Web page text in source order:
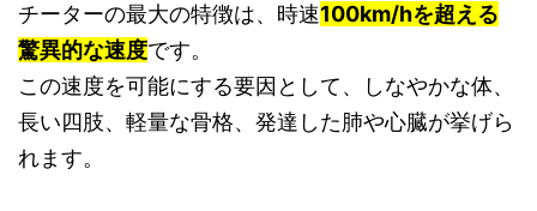
チーターの最大の特徴は、時速100km/hを超える
驚異的な速度です。
この速度を可能にする要因として、しなやかな体、
長い四肢、軽量な骨格、発達した肺や心臓が挙げら
れます。